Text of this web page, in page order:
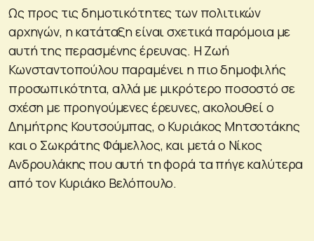
Ως προς τις δημοτικότητες των πολιτικών
αρχηγών, η κατάταξη είναι σχετικά παρόμοια με
αυτή της περασμένης έρευνας. Η Ζωή
Κωνσταντοπούλου παραμένει η πιο δημοφιλής
προσωπικότητα, αλλά με μικρότερο ποσοστό σε
σχέση με προηγούμενες έρευνες, ακολουθεί ο
Δημήτρης Κουτσούμπας, ο Κυριάκος Μητσοτάκης
και ο Σωκράτης Φάμελλος, και μετά ο Νίκος
Ανδρουλάκης που αυτή τη φορά τα πήγε καλύτερα
από τον Κυριάκο Βελόπουλο.